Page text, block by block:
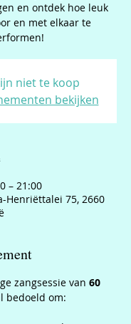
en ontdek hoe leuk
en met elkaar te
niet te koop
bekijken
– 21:00
Henriëttalei 75, 2660
zangsessie van 60
bedoeld om: